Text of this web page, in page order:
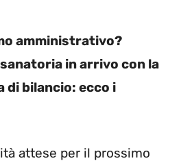
amministrativo?
in arrivo con la
di bilancio: ecco i
attese per il prossimo